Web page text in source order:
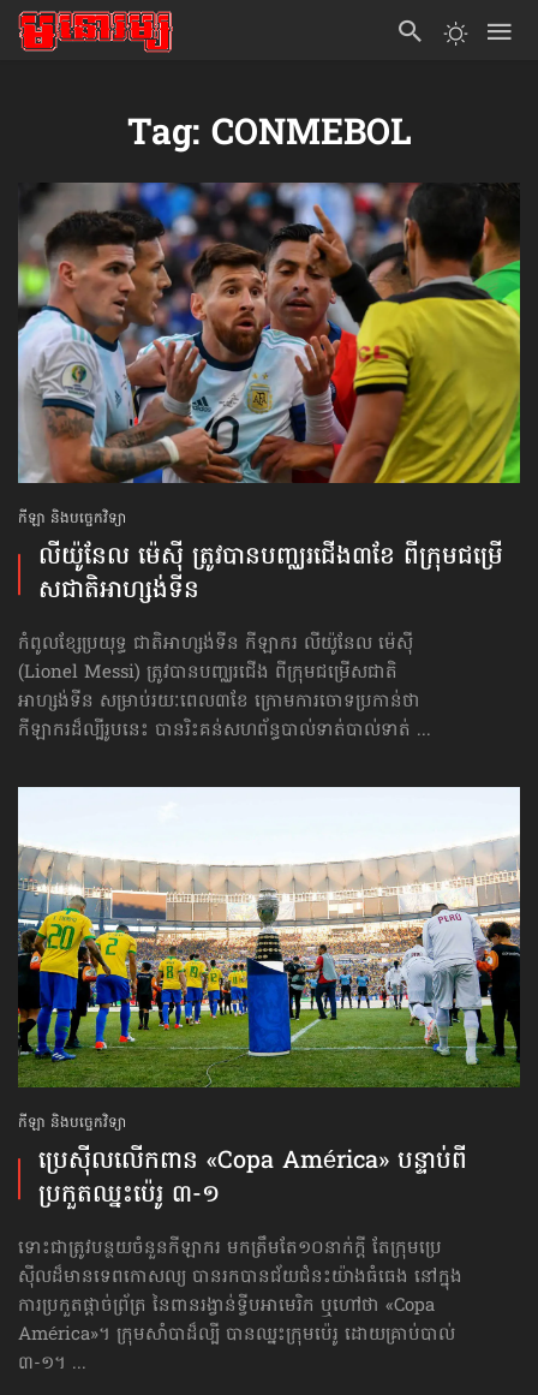
Tag: CONMEBOL
កីឡា និងបច្ចេកវិទ្យា
លីយ៉ូនែល ម៉េស៊ី ត្រូវបាន​បញ្ឈរជើង​៣ខែ ពី​ក្រុម​ជម្រើ
សជាតិ​អាហ្សង់ទីន
កំពូលខ្សែប្រយុទ្ធ ជាតិអាហ្សង់ទីន កីឡាករ លីយ៉ូនែល ម៉េស៊ី
(Lionel Messi) ត្រូវបានបញ្ឈរជើង ពី​ក្រុម​ជម្រើសជាតិ​
អាហ្សង់ទីន សម្រាប់រយៈពេល៣ខែ ក្រោមការចោទប្រកាន់ថា
កីឡាករដ៏ល្បីរូបនេះ បានរិះគន់សហព័ន្ធបាល់ទាត់បាល់ទាត់ ...
កីឡា និងបច្ចេកវិទ្យា
ប្រេស៊ីល​លើកពាន​ «Copa América» បន្ទាប់ពី​
ប្រកួត​ឈ្នះ​ប៉េរូ ៣-១
ទោះជាត្រូវបន្ថយចំនួនកីឡាករ មកត្រឹមតែ១០នាក់ក្ដី តែក្រុមប្រេ
ស៊ីលដ៏មានទេពកោសល្យ បានរកបានជ័យជំនះយ៉ាងធំធេង នៅក្នុង
ការប្រកួតផ្ដាច់ព្រ័ត្រ នៃពានរង្វាន់ទ្វីបអាមេរិក ឬហៅថា «Copa
América»។ ក្រុមសាំបាដ៏ល្បី បានឈ្នះក្រុមប៉េរូ ដោយគ្រាប់បាល់
៣-១។ ...